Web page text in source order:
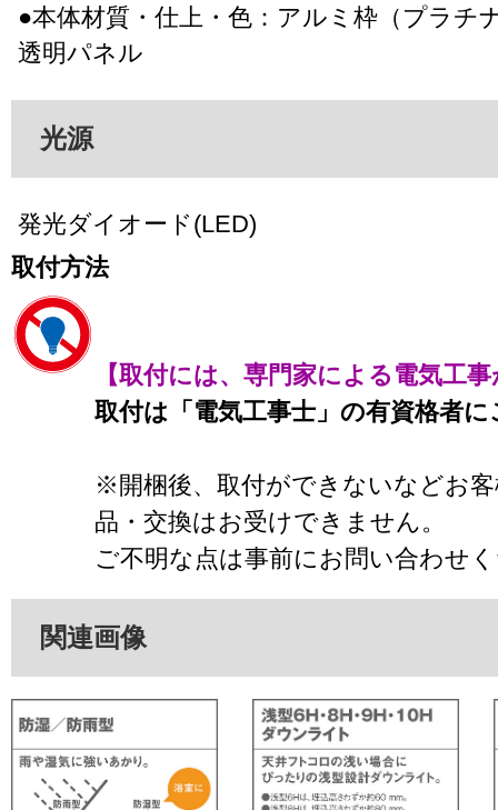
●本体材質・仕上・色：アルミ枠（プラチ
透明パネル
光源
発光ダイオード(LED)
取付方法
【取付には、専門家による電気工
取付は「電気工事士」の有資格者
※開梱後、取付ができないなどお
品・交換はお受けできません。
ご不明な点は事前にお問い合わせ
関連画像